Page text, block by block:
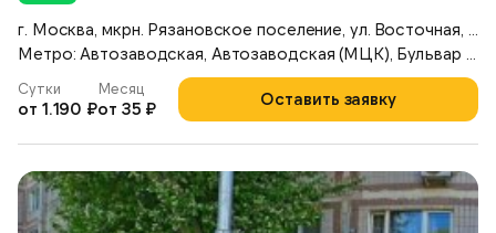
Оставить заявку
Сутки
от 1.190 ₽
Месяц
от 35 ₽